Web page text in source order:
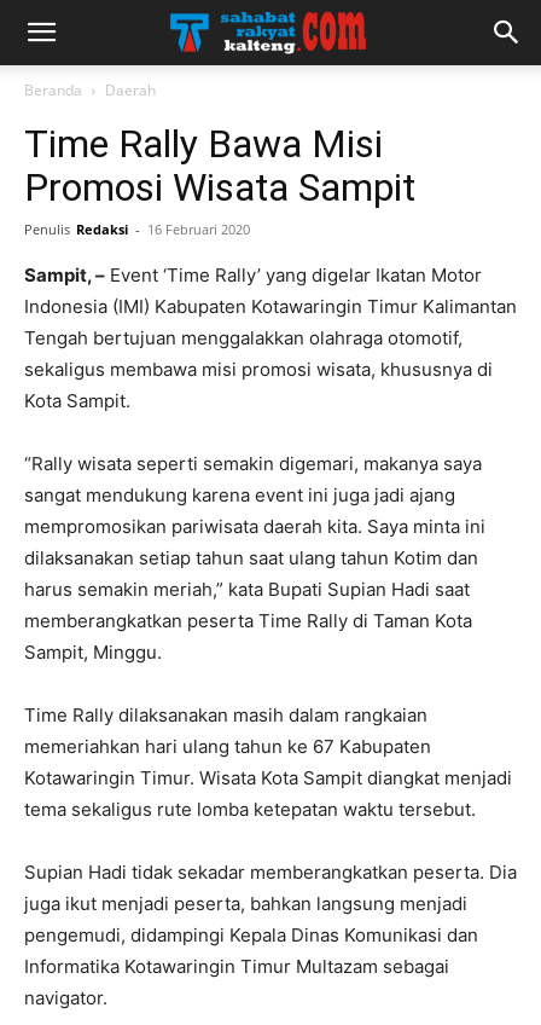
Beranda Daerah
Time Rally Bawa Misi
Promosi Wisata Sampit
Penulis Redaksi - 16 Februari 2020
Sampit, – Event ‘Time Rally’ yang digelar Ikatan Motor
Indonesia (IMI) Kabupaten Kotawaringin Timur Kalimantan
Tengah bertujuan menggalakkan olahraga otomotif,
sekaligus membawa misi promosi wisata, khususnya di
Kota Sampit.
“Rally wisata seperti semakin digemari, makanya saya
sangat mendukung karena event ini juga jadi ajang
mempromosikan pariwisata daerah kita. Saya minta ini
dilaksanakan setiap tahun saat ulang tahun Kotim dan
harus semakin meriah,” kata Bupati Supian Hadi saat
memberangkatkan peserta Time Rally di Taman Kota
Sampit, Minggu.
Time Rally dilaksanakan masih dalam rangkaian
memeriahkan hari ulang tahun ke 67 Kabupaten
Kotawaringin Timur. Wisata Kota Sampit diangkat menjadi
tema sekaligus rute lomba ketepatan waktu tersebut.
Supian Hadi tidak sekadar memberangkatkan peserta. Dia
juga ikut menjadi peserta, bahkan langsung menjadi
pengemudi, didampingi Kepala Dinas Komunikasi dan
Informatika Kotawaringin Timur Multazam sebagai
navigator.